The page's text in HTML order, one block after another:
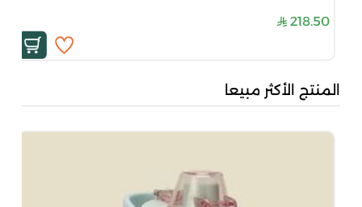
218.50
المنتج الأكثر مبيعا